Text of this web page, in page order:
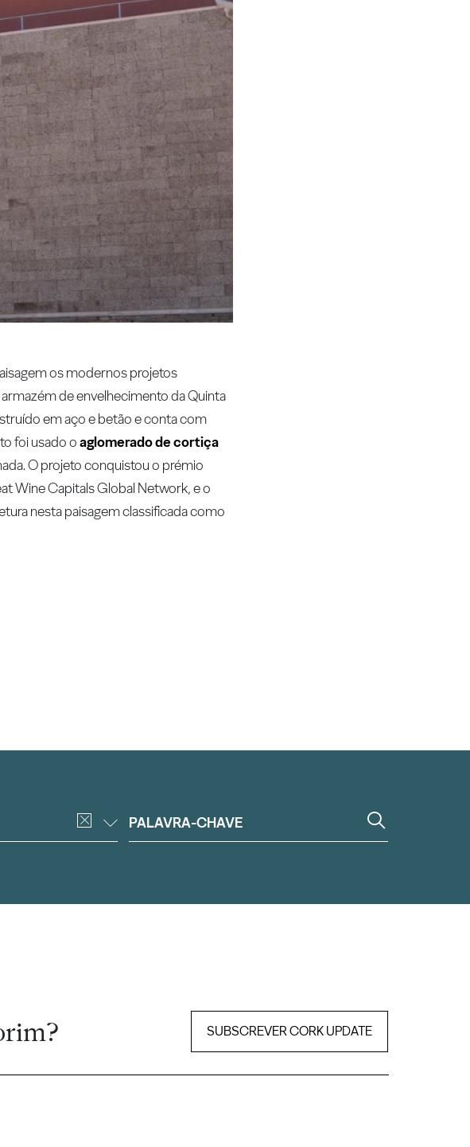
os modernos projetos
de envelhecimento da Quinta
em aço e betão e conta com
foi usado oaglomerado de cortiça
O projeto conquistou o prémio
Wine Capitals Global Network, e o
nesta paisagem classificada como
SUBSCREVER CORK UPDATE